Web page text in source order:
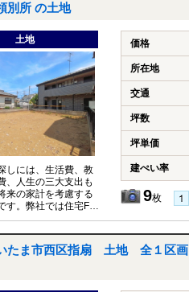
別所 の土地
土地
しには、生活費、教
、人生の三大支出も
来の家計を考慮する
す。弊社では住宅FP
価格
所在地
交通
坪数
坪単価
建ぺい率
9枚
たま市西区指扇 土地 全１区画